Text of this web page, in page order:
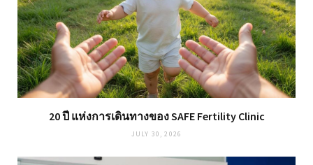
20 ปี แห่งการเดินทางของ SAFE Fertility Clinic
JULY 30, 2026